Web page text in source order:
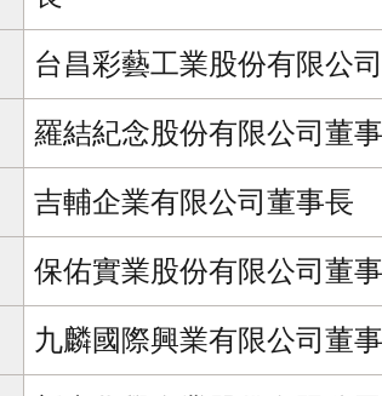
台昌彩藝工業股份有限公
羅結紀念股份有限公司董
吉輔企業有限公司董事長
保佑實業股份有限公司董
九麟國際興業有限公司董